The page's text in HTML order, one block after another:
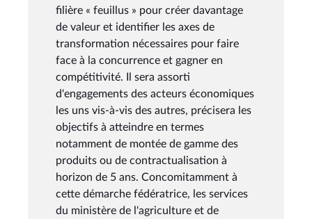
filière « feuillus » pour créer davantage
de valeur et identifier les axes de
transformation nécessaires pour faire
face à la concurrence et gagner en
compétitivité. Il sera assorti
d'engagements des acteurs économiques
les uns vis-à-vis des autres, précisera les
objectifs à atteindre en termes
notamment de montée de gamme des
produits ou de contractualisation à
horizon de 5 ans. Concomitamment à
cette démarche fédératrice, les services
du ministère de l'agriculture et de